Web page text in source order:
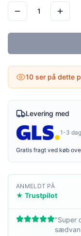
1
10 ser på dette
Levering med
1-3
Gratis fragt ved køb
ANMELDT PÅ
★ Trustpilot
"Super